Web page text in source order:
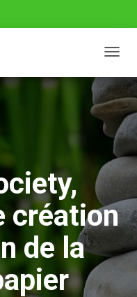
É
L
R
L
V
T
création
de la